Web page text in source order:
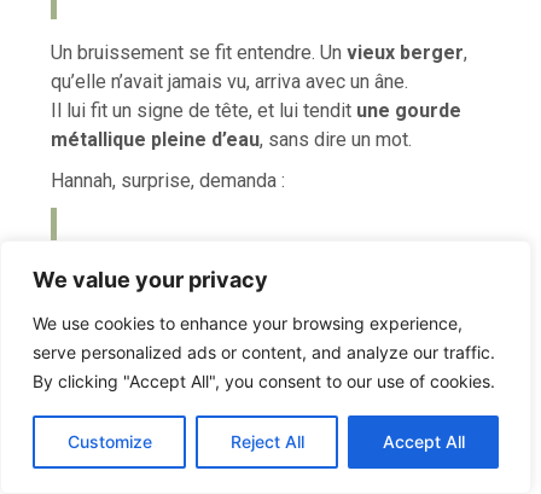
We value your privacy
We use cookies to enhance your browsing experience,
serve personalized ads or content, and analyze our traffic.
By clicking "Accept All", you consent to our use of cookies.
Customize Reject All Accept All
Un bruissement se fit entendre. Unvieux berger,
qu’elle n’avait jamais vu, arriva avec un âne.
Il lui fit un signe de tête, et lui tendit une gourde
métallique pleine d’eau, sans dire un mot.
Hannah, surprise, demanda :
« D’une source, derrière la colline…
cachée derrière le rocher. Elle est
petite, mais pure. »
y
c
e
n
t
t
m
b
d
d
l
e
i
t
e
a